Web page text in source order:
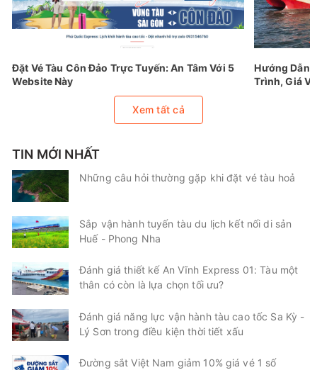
Đặt Vé Tàu Côn Đảo Trực Tuyến: An Tâm Với 5
Website Này
Hướng Dẫn
Trình, Giá Vé
Xem tất cả
TIN MỚI NHẤT
Những câu hỏi thường gặp khi đặt vé tàu hoả
Sắp vận hành tuyến tàu du lịch kết nối di sản
Huế - Phong Nha
Đánh giá thiết kế An Vĩnh Express 01: Tàu một
thân có còn là lựa chọn tối ưu?
Đánh giá năng lực vận hành tàu cao tốc Sa Kỳ -
Lý Sơn trong điều kiện thời tiết xấu
Đường sắt Việt Nam giảm 10% giá vé 1 số